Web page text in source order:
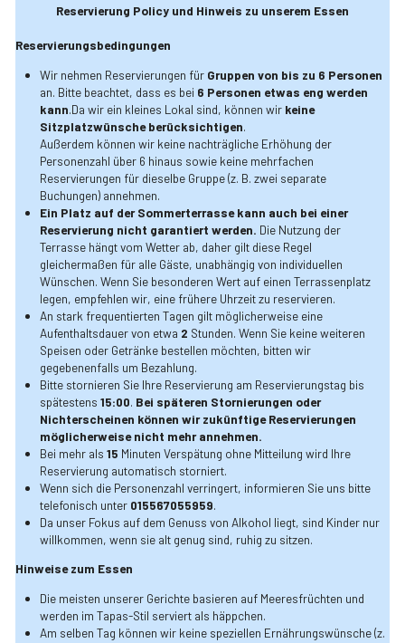
Reservierung Policy und Hinweis zu unserem Essen
Reservierungsbedingungen
Wir nehmen Reservierungen für Gruppen von bis zu 6 Personen
an. Bitte beachtet, dass es bei 6 Personen etwas eng werden
kann.Da wir ein kleines Lokal sind, können wir keine
Sitzplatzwünsche berücksichtigen.
Außerdem können wir keine nachträgliche Erhöhung der
Personenzahl über 6 hinaus sowie keine mehrfachen
Reservierungen für dieselbe Gruppe (z. B. zwei separate
Buchungen) annehmen.
Ein Platz auf der Sommerterrasse kann auch bei einer
Reservierung nicht garantiert werden. Die Nutzung der
Terrasse hängt vom Wetter ab, daher gilt diese Regel
gleichermaßen für alle Gäste, unabhängig von individuellen
Wünschen. Wenn Sie besonderen Wert auf einen Terrassenplatz
legen, empfehlen wir, eine frühere Uhrzeit zu reservieren.
An stark frequentierten Tagen gilt möglicherweise eine
Aufenthaltsdauer von etwa 2 Stunden. Wenn Sie keine weiteren
Speisen oder Getränke bestellen möchten, bitten wir
gegebenenfalls um Bezahlung.
Bitte stornieren Sie Ihre Reservierung am Reservierungstag bis
spätestens 15:00. Bei späteren Stornierungen oder
Nichterscheinen können wir zukünftige Reservierungen
möglicherweise nicht mehr annehmen.
Bei mehr als 15 Minuten Verspätung ohne Mitteilung wird Ihre
Reservierung automatisch storniert.
Wenn sich die Personenzahl verringert, informieren Sie uns bitte
telefonisch unter 015567055959.
Da unser Fokus auf dem Genuss von Alkohol liegt, sind Kinder nur
willkommen, wenn sie alt genug sind, ruhig zu sitzen.
Hinweise zum Essen
Die meisten unserer Gerichte basieren auf Meeresfrüchten und
werden im Tapas-Stil serviert als häppchen.
Am selben Tag können wir keine speziellen Ernährungswünsche (z.